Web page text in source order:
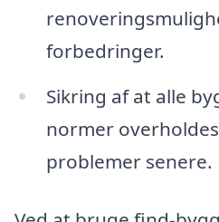
forbedringer.
Sikring af at alle
normer
problemer senere.